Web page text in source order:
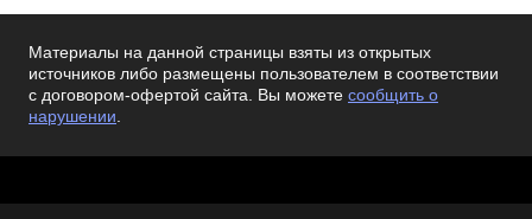
Материалы на данной страницы взяты из открытых
источников либо размещены пользователем в соответствии
с договором-офертой сайта. Вы можете сообщить о
нарушении.